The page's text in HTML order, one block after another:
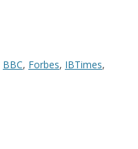
BBC, Forbes, IBTimes,